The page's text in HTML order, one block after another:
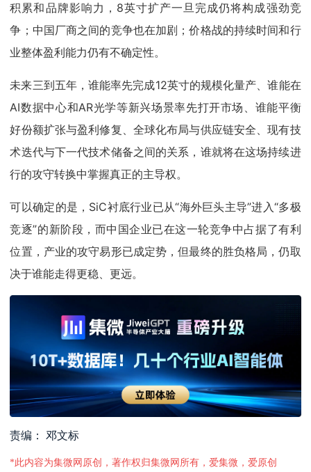
积累和品牌影响力，8英寸扩产一旦完成仍将构成强劲竞
争；中国厂商之间的竞争也在加剧；价格战的持续时间和行
业整体盈利能力仍有不确定性。
未来三到五年，谁能率先完成12英寸的规模化量产、谁能在
AI数据中心和AR光学等新兴场景率先打开市场、谁能平衡
好份额扩张与盈利修复、全球化布局与供应链安全、现有技
术迭代与下一代技术储备之间的关系，谁就将在这场持续进
行的攻守转换中掌握真正的主导权。
可以确定的是，SiC衬底行业已从“海外巨头主导”进入“多极
竞逐”的新阶段，而中国企业已在这一轮竞争中占据了有利
位置，产业的攻守易形已成定势，但最终的胜负格局，仍取
决于谁能走得更稳、更远。
责编： 邓文标
*此内容为集微网原创，著作权归集微网所有，爱集微，爱原创